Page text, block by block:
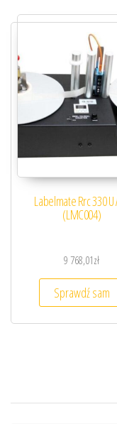
Labelmate Rrc 330 U
(LMC004)
9 768,01zł
Sprawdź sam